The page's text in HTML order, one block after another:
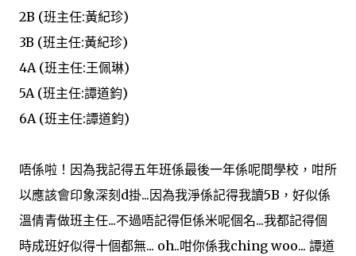
2B (班主任:黃紀珍)
3B (班主任:黃紀珍)
4A (班主任:王佩琳)
5A (班主任:譚道鈞)
6A (班主任:譚道鈞)
唔係啦！因為我記得五年班係最後一年係呢間學校，咁所
以應該會印象深刻d掛...因為我淨係記得我讀5B，好似係
溫倩青做班主任...不過唔記得佢係米呢個名...我都記得個
時成班好似得十個都無... oh..咁你係我ching woo... 譚道